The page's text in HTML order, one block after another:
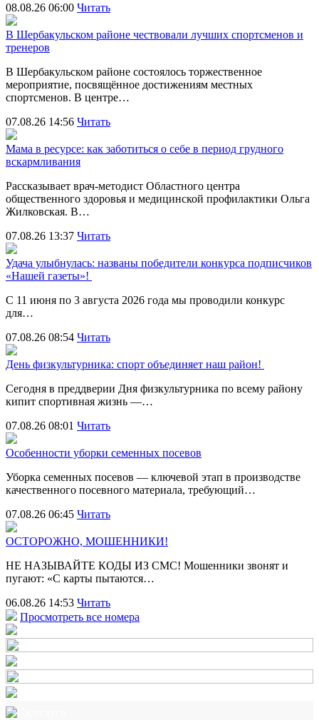
08.08.26 06:00 Читать
В Шербакульском районе чествовали лучших спортсменов и
тренеров
В Шербакульском районе состоялось торжественное
мероприятие, посвящённое достижениям местных
спортсменов. В центре…
07.08.26 14:56 Читать
Мама в ресурсе: как заботиться о себе в период грудного
вскармливания
Рассказывает врач-методист Областного центра
общественного здоровья и медицинской профилактики Ольга
Жилковская. В…
07.08.26 13:37 Читать
Удача улыбнулась: названы победители конкурса подписчиков
«Нашей газеты»!
С 11 июня по 3 августа 2026 года мы проводили конкурс
для…
07.08.26 08:54 Читать
День физкультурника: спорт объединяет наш район!
Сегодня в преддверии Дня физкультурника по всему району
кипит спортивная жизнь —…
07.08.26 08:01 Читать
Особенности уборки семенных посевов
Уборка семенных посевов — ключевой этап в производстве
качественного посевного материала, требующий…
07.08.26 06:45 Читать
ОСТОРОЖНО, МОШЕННИКИ!
НЕ НАЗЫВАЙТЕ КОДЫ ИЗ СМС! Мошенники звонят и
пугают: «С карты пытаются…
06.08.26 14:53 Читать
Просмотреть все номера